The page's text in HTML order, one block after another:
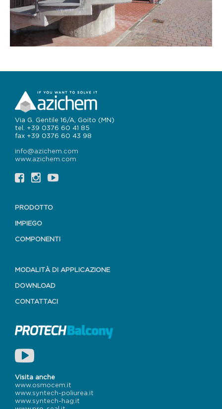
Via G. Gentile 16/A, Goito (MN)
tel. +39 0376 60 41 85
fax +39 0376 60 43 98
info@azichem.com
www.azichem.com
PRODOTTO
IMPIEGO
COMPONENTI
MODALITÀ DI APPLICAZIONE
DOWNLOAD
CONTATTACI
Visita anche
www.osmocem.it
www.syntech-poliurea.it
www.syntech-hag.it